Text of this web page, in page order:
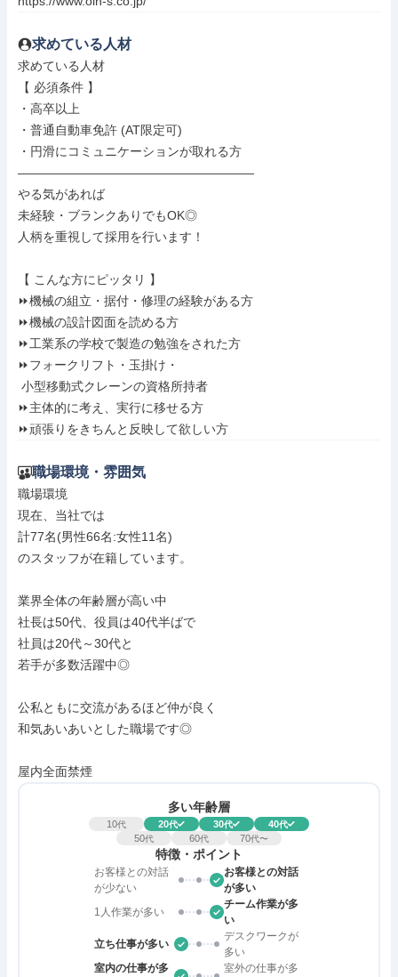
求めている人材
求めている人材
【 必須条件 】
・高卒以上
・普通自動車免許 (AT限定可)
・円滑にコミュニケーションが取れる方
―――――――――――――――――――
やる気があれば
未経験・ブランクありでもOK◎
人柄を重視して採用を行います！
【 こんな方にピッタリ 】
⏩機械の組立・据付・修理の経験がある方
⏩機械の設計図面を読める方
⏩工業系の学校で製造の勉強をされた方
⏩フォークリフト・玉掛け・
⏩主体的に考え、実行に移せる方
⏩頑張りをきちんと反映して欲しい方
職場環境・雰囲気
職場環境
現在、当社では
計77名(男性66名:女性11名)
のスタッフが在籍しています。
業界全体の年齢層が高い中
社長は50代、役員は40代半ばで
社員は20代～30代と
若手が多数活躍中◎
公私ともに交流があるほど仲が良く
和気あいあいとした職場です◎
屋内全面禁煙
多い年齢層
10代 20代 30代 40代
50代 60代 70代〜
特徴・ポイント
お客様との対話
が少ない
お客様との対話
が多い
1人作業が多い
チーム作業が多
い
立ち仕事が多い
デスクワークが
多い
室内の仕事が多
室外の仕事が多